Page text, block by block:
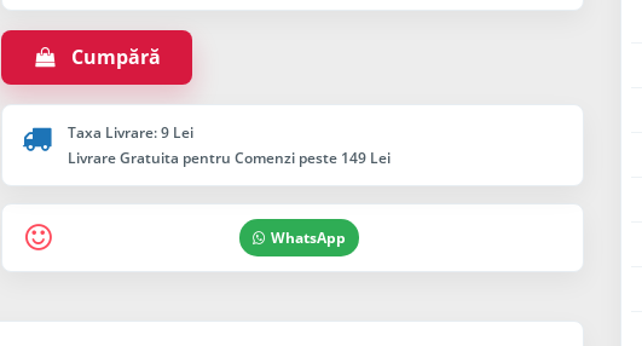
Cumpără
Taxa Livrare: 9 Lei
Livrare Gratuita pentru Comenzi peste 149 Lei
WhatsApp